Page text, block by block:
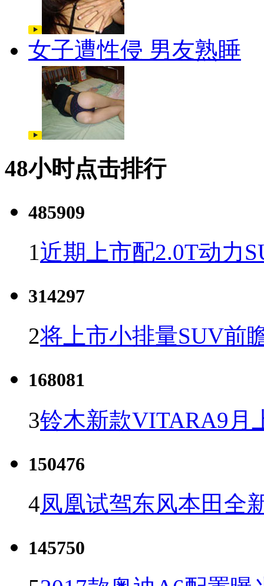
女子遭性侵 男友熟睡
48小时点击排行
485909
1近期上市配2.0T动力
314297
2将上市小排量SUV前
168081
3铃木新款VITARA9月
150476
4凤凰试驾东风本田全
145750